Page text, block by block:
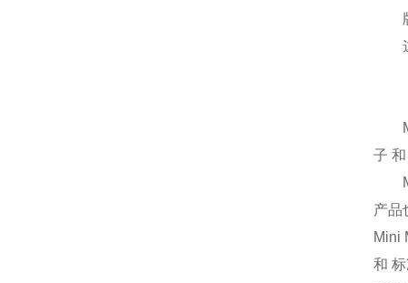
版
这
子
产品
Mini
和